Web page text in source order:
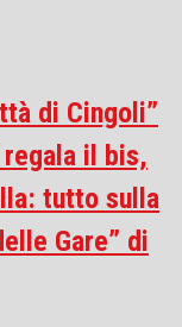
di Cingoli”
il bis,
tutto sulla
Gare” di